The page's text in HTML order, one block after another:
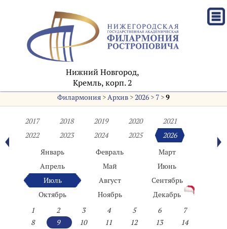
Нижний Новгород,
Кремль, корп. 2
Филармония>Архив>2026> 7>9
2017 2018 2019 2020
2021
2022
2023 2024 2025
2026
Январь
Февраль
Март
Апрель
Май
Июнь
Июль
Август
Сентябрь
Октябрь
Ноябрь
Декабрь
1
2 3 4 5 6
7
8
9 10 11 12 13
14